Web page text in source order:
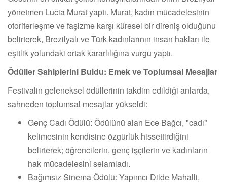
yönetmen Lucia Murat yaptı. Murat, kadın mücadelesinin
otoriterleşme ve faşizme karşı küresel bir direniş olduğunu
belirterek, Brezilyalı ve Türk kadınlarının insan hakları ile
eşitlik yolundaki ortak kararlılığına vurgu yaptı.
Ödüller Sahiplerini Buldu: Emek ve Toplumsal Mesajlar
Festivalin geleneksel ödüllerinin takdim edildiği anlarda,
sahneden toplumsal mesajlar yükseldi:
Genç Cadı Ödülü: Ödülünü alan Ece Bağcı, "cadı"
kelimesinin kendisine özgürlük hissettirdiğini
belirterek; öğrencilerin, genç işçilerin ve kadınların
hak mücadelesini selamladı.
Bağımsız Sinema Ödülü: Yapımcı Dilde Mahalli,